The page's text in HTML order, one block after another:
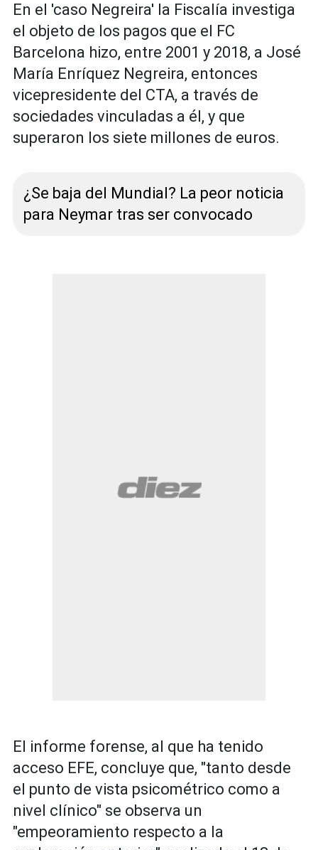
En el 'caso Negreira' la Fiscalía investiga
el objeto de los pagos que el FC
Barcelona hizo, entre 2001 y 2018, a José
María Enríquez Negreira, entonces
vicepresidente del CTA, a través de
sociedades vinculadas a él, y que
superaron los siete millones de euros.
¿Se baja del Mundial? La peor noticia
para Neymar tras ser convocado
El informe forense, al que ha tenido
acceso EFE, concluye que, "tanto desde
el punto de vista psicométrico como a
nivel clínico" se observa un
"empeoramiento respecto a la